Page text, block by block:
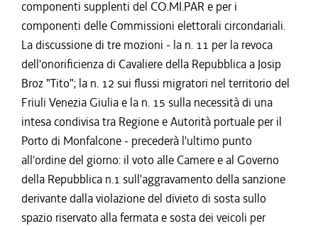
componenti supplenti del CO.MI.PAR e per i
componenti delle Commissioni elettorali circondariali.
La discussione di tre mozioni - la n. 11 per la revoca
dell'onorificienza di Cavaliere della Repubblica a Josip
Broz "Tito"; la n. 12 sui flussi migratori nel territorio del
Friuli Venezia Giulia e la n. 15 sulla necessità di una
intesa condivisa tra Regione e Autorità portuale per il
Porto di Monfalcone - precederà l'ultimo punto
all'ordine del giorno: il voto alle Camere e al Governo
della Repubblica n.1 sull'aggravamento della sanzione
derivante dalla violazione del divieto di sosta sullo
spazio riservato alla fermata e sosta dei veicoli per